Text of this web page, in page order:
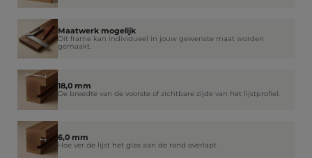
Maatwerk mogelijk
Dit frame kan individueel in jouw gewenste maat worden
gemaakt.
18,0 mm
De breedte van de voorste of zichtbare zijde van het lijstprofiel.
6,0 mm
Hoe ver de lijst het glas aan de rand overlapt